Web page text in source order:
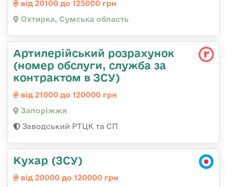
від 20100 до 125000 грн
Охтирка, Сумська область
Артилерійський розрахунок
(номер обслуги, служба за
контрактом в ЗСУ)
від 21000 до 120000 грн
Запоріжжя
Заводський РТЦК та СП
Кухар (ЗСУ)
від 20000 до 120000 грн